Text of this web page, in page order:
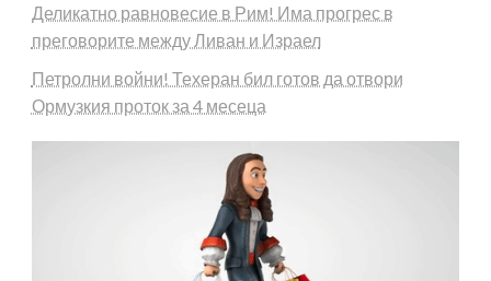
Деликатно равновесие в Рим! Има прогрес в
преговорите между Ливан и Израел
Петролни войни! Техеран бил готов да отвори
Ормузкия проток за 4 месеца